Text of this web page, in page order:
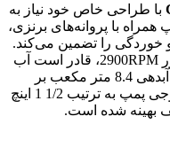
با طراحی خاص خود نیاز به
همراه با پروانه‌های برنزی،
و خوردگی را تضمین می‌کند.
این پمپ با توان 3 اسب بخار و دور موتور 2900RPM، قادر است آب
را تا ارتفاع 64 متر پمپاژ کرده و حداکثر آبدهی 8.4 متر مکعب بر
ساعت را ارائه دهد. سایز ورودی و خروجی پمپ به ترتیب 1/2 1 اینچ